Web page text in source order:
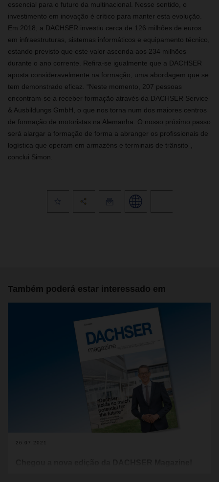
essencial para o futuro da multinacional. Nesse sentido, o
investimento em inovação é crítico para manter esta evolução.
Em 2018, a DACHSER investiu cerca de 126 milhões de euros
em infraestruturas, sistemas informáticos e equipamento técnico,
estando previsto que este valor ascenda aos 234 milhões
durante o ano corrente. Refira-se igualmente que a DACHSER
aposta consideravelmente na formação, uma abordagem que se
tem demonstrado eficaz. “Neste momento, 207 pessoas
encontram-se a receber formação através da DACHSER Service
& Ausbildungs GmbH, o que nos torna num dos maiores centros
de formação de motoristas na Alemanha. O nosso próximo passo
será alargar a formação de forma a abranger os profissionais de
logística que operam em armazéns e terminais de trânsito”,
conclui Simon.
Também poderá estar interessado em
26.07.2021